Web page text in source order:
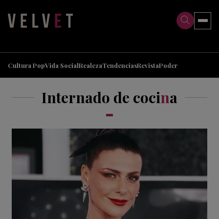
Cultura PopVida SocialRealezaTendenciasRevistaPoder
Internado de cocina